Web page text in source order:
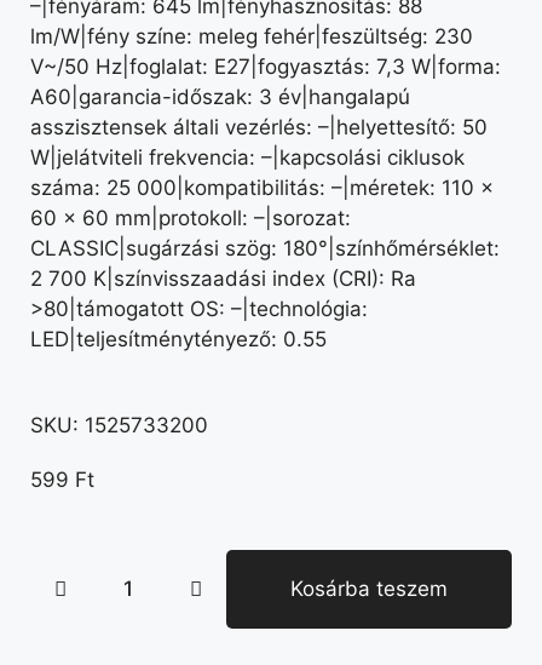
–|fényáram: 645 lm|fényhasznosítás: 88
lm/W|fény színe: meleg fehér|feszültség: 230
V~/50 Hz|foglalat: E27|fogyasztás: 7,3 W|forma:
A60|garancia-időszak: 3 év|hangalapú
asszisztensek általi vezérlés: –|helyettesítő: 50
W|jelátviteli frekvencia: –|kapcsolási ciklusok
száma: 25 000|kompatibilitás: –|méretek: 110 ×
60 × 60 mm|protokoll: –|sorozat:
CLASSIC|sugárzási szög: 180°|színhőmérséklet:
2 700 K|színvisszaadási index (CRI): Ra
>80|támogatott OS: –|technológia:
LED|teljesítménytényező: 0.55
SKU: 1525733200
599 Ft
Kosárba teszem